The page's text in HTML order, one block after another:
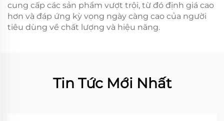
cung cấp các sản phẩm vượt trội, từ đó định giá cao
hơn và đáp ứng kỳ vọng ngày càng cao của người
tiêu dùng về chất lượng và hiệu năng.
Tin Tức Mới Nhất